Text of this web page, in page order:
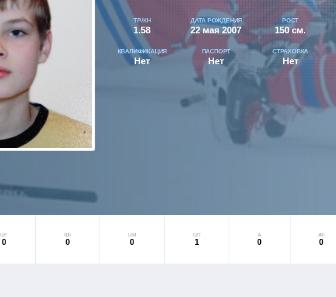
ТР/КН
1.58
ДАТА РОЖДЕНИЯ
22 мая 2007
РОСТ
150 см.
КВАЛИФИКАЦИЯ
Нет
ПАСПОРТ
Нет
СТРАХОВКА
Нет
ШР
0
ШБ
0
ШМ
0
ШП
1
А
0
АБ
0